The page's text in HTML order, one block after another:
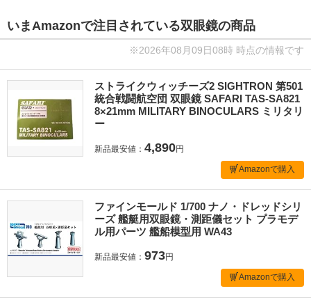
いまAmazonで注目されている双眼鏡の商品
※2026年08月09日08時 時点の情報です
ストライクウィッチーズ2 SIGHTRON 第501
統合戦闘航空団 双眼鏡 SAFARI TAS-SA821
8×21mm MILITARY BINOCULARS ミリタリ
ー
新品最安値： 4,890円
Amazonで購入
ファインモールド 1/700 ナノ・ドレッドシリ
ーズ 艦艇用双眼鏡・測距儀セット プラモデ
ル用パーツ 艦船模型用 WA43
新品最安値： 973円
Amazonで購入